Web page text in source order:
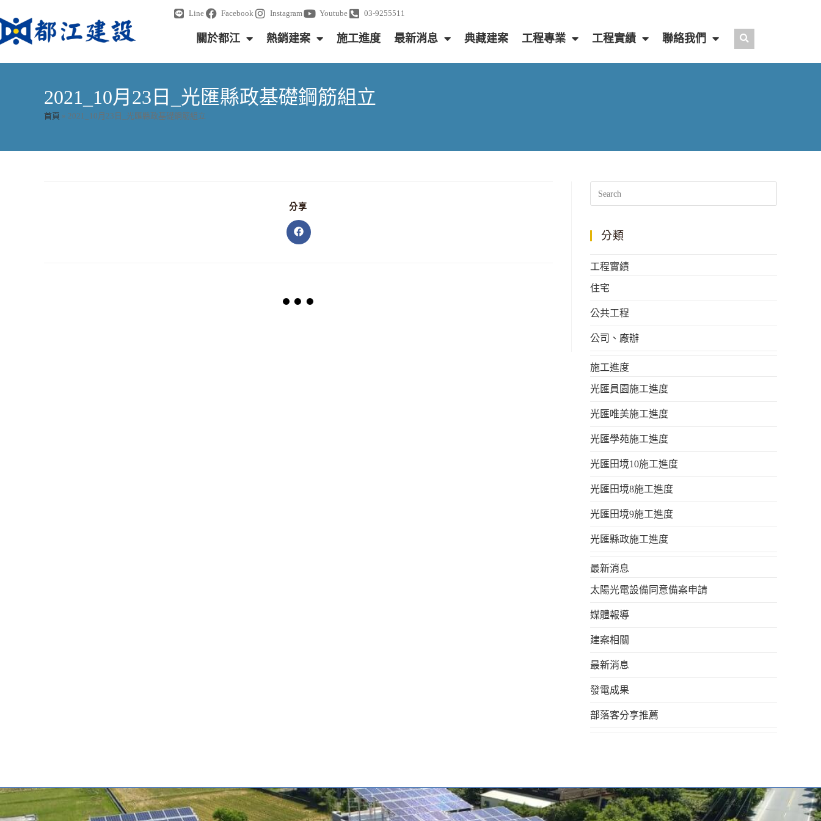
Line Facebook Instagram Youtube 03-9255511
關於都江 熱銷建案 施工進度 最新消息 典藏建案 工程專業 工程實績 聯絡我們
2021_10月23日_光匯縣政基礎鋼筋組立
首頁 » 2021_10月23日_光匯縣政基礎鋼筋組立
分享
分類
工程實績
住宅
公共工程
公司、廠辦
施工進度
光匯員園施工進度
光匯唯美施工進度
光匯學苑施工進度
光匯田境10施工進度
光匯田境8施工進度
光匯田境9施工進度
光匯縣政施工進度
最新消息
太陽光電設備同意備案申請
媒體報導
建案相關
最新消息
發電成果
部落客分享推薦